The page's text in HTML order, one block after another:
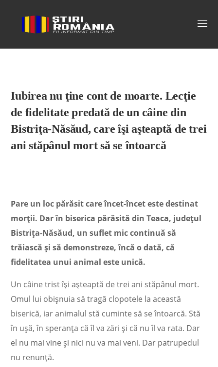
Stiri Romania
Iubirea nu ţine cont de moarte. Lecţie
de fidelitate predată de un câine din
Bistriţa-Năsăud, care îşi aşteaptă de trei
ani stăpânul mort să se întoarcă
Pare un loc părăsit care încet-încet este destinat
morţii. Dar în biserica părăsită din Teaca, judeţul
Bistriţa-Năsăud, un suflet mic continuă să
trăiască şi să demonstreze, încă o dată, că
fidelitatea unui animal este unică.
Un câine trist îşi aşteaptă de trei ani stăpânul mort.
Omul lui obişnuia să tragă clopotele la această
biserică, iar animalul stă cuminte să se întoarcă. Stă
în uşă, în speranţa că îl va zări şi că nu îl va rata. Dar
el nu mai vine şi nici nu va mai veni. Dar patrupedul
nu renunţă.